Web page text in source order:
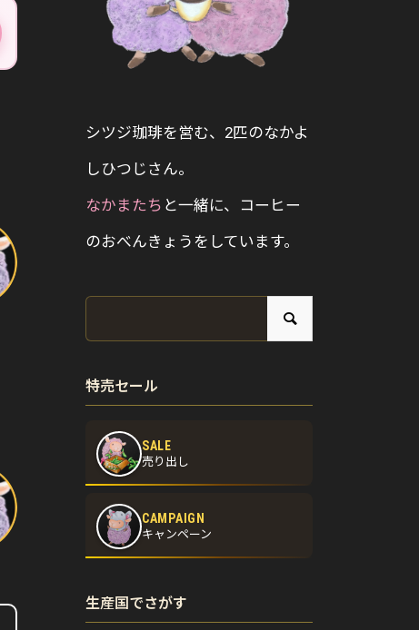
シツジ珈琲を営む、2匹のなかよ
しひつじさん。
なかまたち と一緒に、コーヒー
のおべんきょうをしています。
特売セール
SALE
売り出し
CAMPAIGN
キャンペーン
生産国でさがす